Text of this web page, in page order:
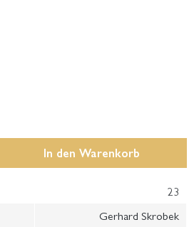
In den Warenkorb
23
Gerhard Skrobek